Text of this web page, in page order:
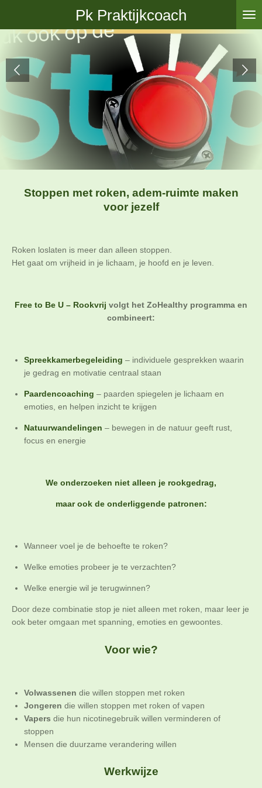
naar
hoofdinhoud
Pk Praktijkcoach
Stoppen met roken, adem-ruimte maken
voor jezelf
Roken loslaten is meer dan alleen stoppen.
Het gaat om vrijheid in je lichaam, je hoofd en je leven.
Free to Be U – Rookvrij volgt het ZoHealthy programma en
combineert:
Spreekkamerbegeleiding – individuele gesprekken waarin
je gedrag en motivatie centraal staan
Paardencoaching – paarden spiegelen je lichaam en
emoties, en helpen inzicht te krijgen
Natuurwandelingen – bewegen in de natuur geeft rust,
focus en energie
We onderzoeken niet alleen je rookgedrag,
maar ook de onderliggende patronen:
Wanneer voel je de behoefte te roken?
Welke emoties probeer je te verzachten?
Welke energie wil je terugwinnen?
Door deze combinatie stop je niet alleen met roken, maar leer je
ook beter omgaan met spanning, emoties en gewoontes.
Voor wie?
Volwassenen die willen stoppen met roken
Jongeren die willen stoppen met roken of vapen
Vapers die hun nicotinegebruik willen verminderen of
stoppen
Mensen die duurzame verandering willen
Werkwijze